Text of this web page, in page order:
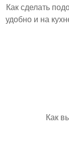
Как сделать
удобно и на
Как